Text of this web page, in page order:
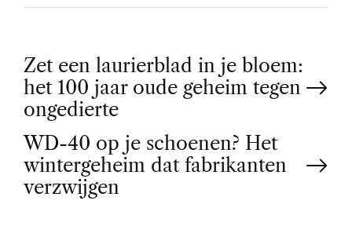
P
o
s
t
Zet een laurierblad in je bloem:
het 100 jaar oude geheim tegen
ongedierte
WD-40 op je schoenen? Het
wintergeheim dat fabrikanten
verzwijgen